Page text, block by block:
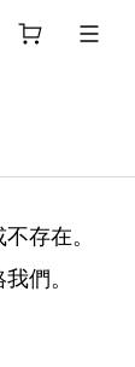
存在。
們。